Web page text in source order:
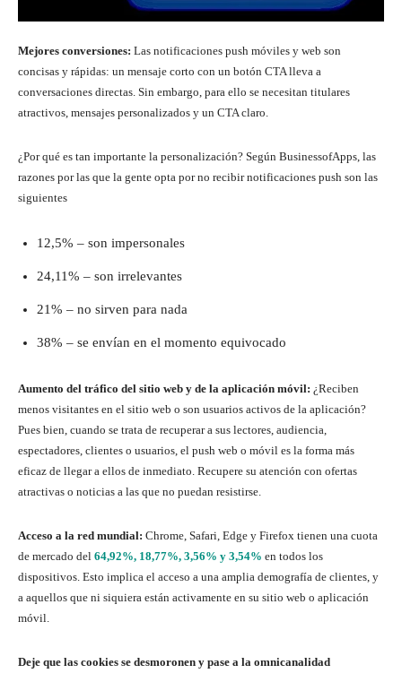
Mejores conversiones: Las notificaciones push móviles y web son
concisas y rápidas: un mensaje corto con un botón CTA lleva a
conversaciones directas. Sin embargo, para ello se necesitan titulares
atractivos, mensajes personalizados y un CTA claro.
¿Por qué es tan importante la personalización? Según BusinessofApps, las
razones por las que la gente opta por no recibir notificaciones push son las
siguientes
12,5% – son impersonales
24,11% – son irrelevantes
21% – no sirven para nada
38% – se envían en el momento equivocado
Aumento del tráfico del sitio web y de la aplicación móvil: ¿Reciben
menos visitantes en el sitio web o son usuarios activos de la aplicación?
Pues bien, cuando se trata de recuperar a sus lectores, audiencia,
espectadores, clientes o usuarios, el push web o móvil es la forma más
eficaz de llegar a ellos de inmediato. Recupere su atención con ofertas
atractivas o noticias a las que no puedan resistirse.
Acceso a la red mundial: Chrome, Safari, Edge y Firefox tienen una cuota
de mercado del 64,92%, 18,77%, 3,56% y 3,54% en todos los
dispositivos. Esto implica el acceso a una amplia demografía de clientes, y
a aquellos que ni siquiera están activamente en su sitio web o aplicación
móvil.
Deje que las cookies se desmoronen y pase a la omnicanalidad